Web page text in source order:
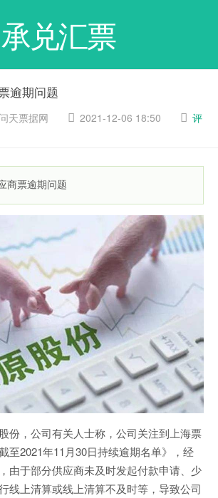
承兑汇票
逾期问题
问天票据网 2021-12-06 18:50
评
商票逾期问题
份，公司有关人士称，公司关注到上海票
至2021年11月30日持续逾期名单》，经
由于部分供应商未及时发起付款申请、少
线上清算或线上清算不及时等，导致公司